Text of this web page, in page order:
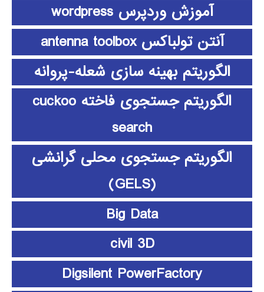
آموزش وردپرس wordpress
آنتن تولباکس antenna toolbox
الگوریتم بهینه سازی شعله-پروانه
الگوریتم جستجوی فاخته cuckoo
search
الگوریتم جستجوی محلی گرانشی
(GELS)
Big Data
civil 3D
Digsilent PowerFactory